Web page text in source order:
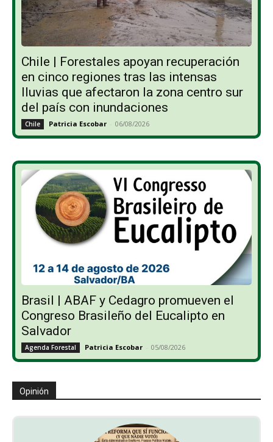
Chile | Forestales apoyan recuperación
en cinco regiones tras las intensas
lluvias que afectaron la zona centro sur
del país con inundaciones
Chile Patricia Escobar - 06/08/2026
Brasil | ABAF y Cedagro promueven el
Congreso Brasileño del Eucalipto en
Salvador
Agenda Forestal Patricia Escobar - 05/08/2026
Opinión